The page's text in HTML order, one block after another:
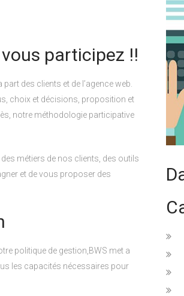
participez !!
des clients et de l’agence web.
choix et décisions, proposition et
notre méthodologie participative
métiers de nos clients, des outils
et de vous proposer des
politique de gestion,BWS met a
les capacités nécessaires pour